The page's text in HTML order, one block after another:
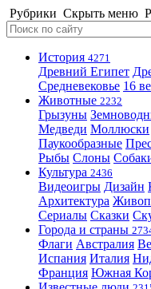
Рубрики Скрыть меню
История 4271
Древний Египет
Средневековье 16
Животные 2232
Грызуны
Медведи Моллюски
Паукообразные
Рыбы Слоны
Культура 2436
Видеоигры Дизайн
Архитектура
Сериалы Сказки
Города и страны
Флаги Австралия
Испания Италия
Франция Южная